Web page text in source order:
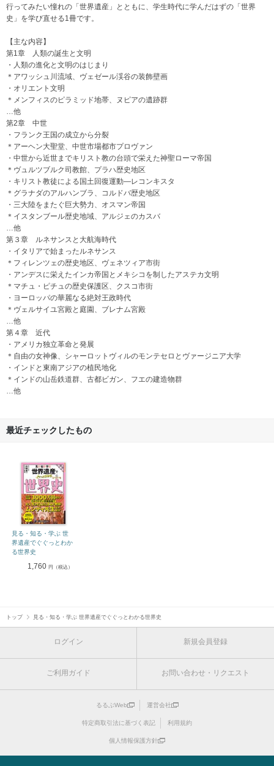
行ってみたい憧れの「世界遺産」とともに、学生時代に学んだはずの「世界
史」を学び直せる1冊です。
【主な内容】
第1章 人類の誕生と文明
・人類の進化と文明のはじまり
＊アワッシュ川流域、ヴェゼール渓谷の装飾壁画
・オリエント文明
＊メンフィスのピラミッド地帯、ヌピアの遺跡群
…他
第2章 中世
・フランク王国の成立から分裂
＊アーヘン大聖堂、中世市場都市プロヴァン
・中世から近世までキリスト教の台頭で栄えた神聖ローマ帝国
＊ヴュルツブルク司教館、プラハ歴史地区
・キリスト教徒による国土回復運動―レコンキスタ
＊グラナダのアルハンブラ、コルドバ歴史地区
・三大陸をまたぐ巨大勢力、オスマン帝国
＊イスタンブール歴史地域、アルジェのカスバ
…他
第３章 ルネサンスと大航海時代
・イタリアで始まったルネサンス
＊フィレンツェの歴史地区、ヴェネツィア市街
・アンデスに栄えたインカ帝国とメキシコを制したアステカ文明
＊マチュ・ピチュの歴史保護区、クスコ市街
・ヨーロッパの華麗なる絶対王政時代
＊ヴェルサイユ宮殿と庭園、ブレナム宮殿
…他
第４章 近代
・アメリカ独立革命と発展
＊自由の女神像、シャーロットヴィルのモンテセロとヴァージニア大学
・インドと東南アジアの植民地化
＊インドの山岳鉄道群、古都ビガン、フエの建造物群
…他
最近チェックしたもの
見る・知る・学ぶ 世
界遺産でぐぐっとわか
る世界史
1,760円（税込）
トップ 見る・知る・学ぶ 世界遺産でぐぐっとわかる世界史
ログイン 新規会員登録
ご利用ガイド お問い合わせ・リクエスト
るるぶWeb 運営会社
特定商取引法に基づく表記 利用規約
個人情報保護方針